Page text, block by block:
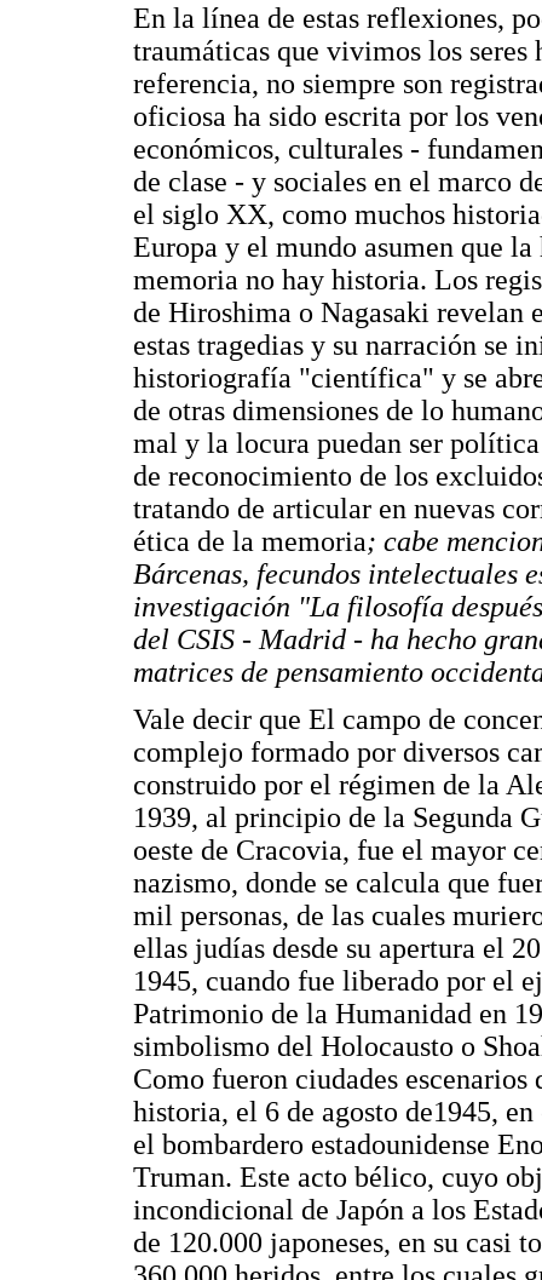
En la línea de estas reflexiones,
traumáticas que vivimos los seres
referencia, no siempre son
oficiosa ha sido escrita por los
económicos, culturales -
de clase - y sociales en el marco
el siglo XX, como muchos
Europa y el mundo asumen que
memoria no hay historia. Los
de Hiroshima o Nagasaki revelan
estas tragedias y su narración se
historiografía "científica" y se
de otras dimensiones de lo
mal y la locura puedan ser
de reconocimiento de los
tratando de articular en nuevas
ética de la memoria; cabe
Bárcenas, fecundos intelectuales
investigación "La filosofía
del CSIS - Madrid - ha hecho
matrices de pensamiento
Vale decir que El campo de
complejo formado por diversos
construido por el régimen de la
1939, al principio de la Segunda
oeste de Cracovia, fue el mayor
nazismo, donde se calcula que
mil personas, de las cuales
ellas judías desde su apertura el
1945, cuando fue liberado por el
Patrimonio de la Humanidad en
simbolismo del Holocausto o
Como fueron ciudades
historia, el 6 de agosto de1945,
el bombardero estadounidense
Truman. Este acto bélico, cuyo
incondicional de Japón a los
de 120.000 japoneses, en su casi